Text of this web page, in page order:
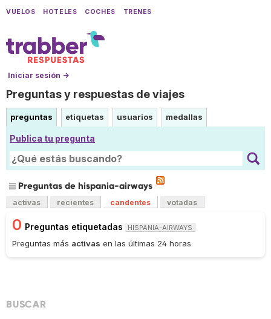
VUELOS HOTELES COCHES TRENES
Iniciar sesión →
Preguntas y respuestas de viajes
preguntas etiquetas usuarios medallas
Publica tu pregunta
Preguntas de hispania-airways
activas recientes candentes votadas
0 Preguntas etiquetadas HISPANIA-AIRWAYS
Preguntas más activas en las últimas 24 horas
BUSCAR